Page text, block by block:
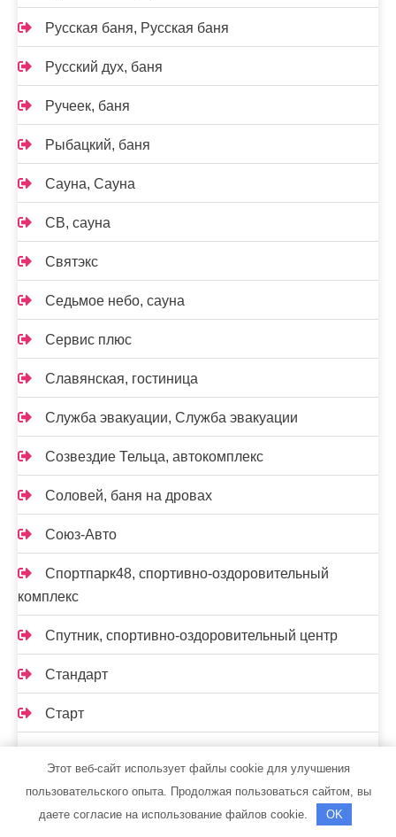
Русская баня, Русская баня
Русский дух, баня
Ручеек, баня
Рыбацкий, баня
Сауна, Сауна
СВ, сауна
Святэкс
Седьмое небо, сауна
Сервис плюс
Славянская, гостиница
Служба эвакуации, Служба эвакуации
Созвездие Тельца, автокомплекс
Соловей, баня на дровах
Союз-Авто
Спортпарк48, спортивно-оздоровительный
комплекс
Спутник, спортивно-оздоровительный центр
Стандарт
Старт
СТО
Этот веб-сайт использует файлы cookie для улучшения
пользовательского опыта. Продолжая пользоваться сайтом, вы
даете согласие на использование файлов cookie.
OK